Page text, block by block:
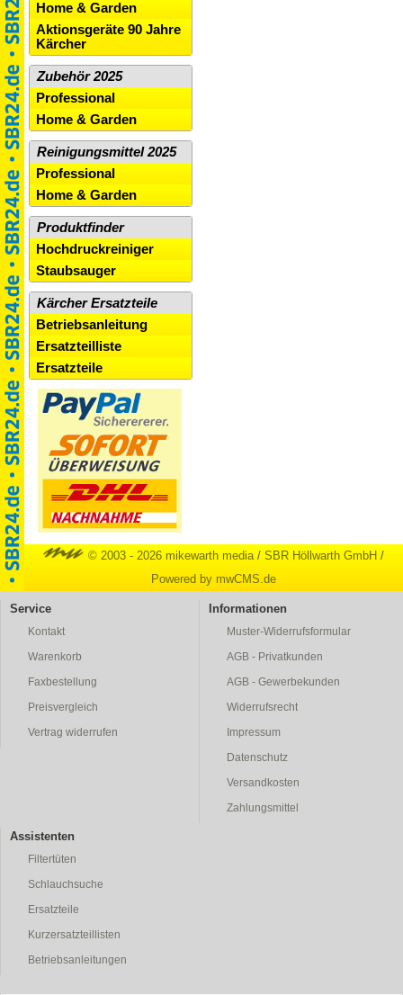
Home & Garden
Aktionsgeräte 90 Jahre
Kärcher
Zubehör 2025
Professional
Home & Garden
Reinigungsmittel 2025
Professional
Home & Garden
Produktfinder
Hochdruckreiniger
Staubsauger
Kärcher Ersatzteile
Betriebsanleitung
Ersatzteilliste
Ersatzteile
© 2003 - 2026 mikewarth media/ SBR Höllwarth GmbH /
Powered by mwCMS.de
Service
Kontakt
Warenkorb
Faxbestellung
Preisvergleich
Vertrag widerrufen
Informationen
Muster-Widerrufsformular
AGB - Privatkunden
AGB - Gewerbekunden
Widerrufsrecht
Impressum
Datenschutz
Versandkosten
Zahlungsmittel
Assistenten
Filtertüten
Schlauchsuche
Ersatzteile
Kurzersatzteillisten
Betriebsanleitungen